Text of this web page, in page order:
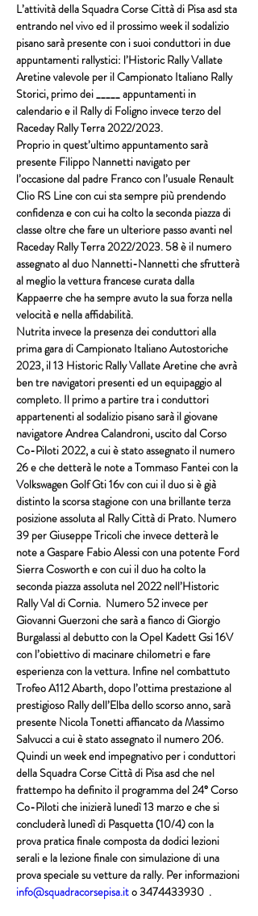
L’attività della Squadra Corse Città di Pisa asd sta
entrando nel vivo ed il prossimo week il sodalizio
pisano sarà presente con i suoi conduttori in due
appuntamenti rallystici: l’Historic Rally Vallate
Aretine valevole per il Campionato Italiano Rally
Storici, primo dei _____ appuntamenti in
calendario e il Rally di Foligno invece terzo del
Raceday Rally Terra 2022/2023.
Proprio in quest’ultimo appuntamento sarà
presente Filippo Nannetti navigato per
l’occasione dal padre Franco con l’usuale Renault
Clio RS Line con cui sta sempre più prendendo
confidenza e con cui ha colto la seconda piazza di
classe oltre che fare un ulteriore passo avanti nel
Raceday Rally Terra 2022/2023. 58 è il numero
assegnato al duo Nannetti-Nannetti che sfrutterà
al meglio la vettura francese curata dalla
Kappaerre che ha sempre avuto la sua forza nella
velocità e nella affidabilità.
Nutrita invece la presenza dei conduttori alla
prima gara di Campionato Italiano Autostoriche
2023, il 13 Historic Rally Vallate Aretine che avrà
ben tre navigatori presenti ed un equipaggio al
completo. Il primo a partire tra i conduttori
appartenenti al sodalizio pisano sarà il giovane
navigatore Andrea Calandroni, uscito dal Corso
Co-Piloti 2022, a cui è stato assegnato il numero
26 e che detterà le note a Tommaso Fantei con la
Volkswagen Golf Gti 16v con cui il duo si è già
distinto la scorsa stagione con una brillante terza
posizione assoluta al Rally Città di Prato. Numero
39 per Giuseppe Tricoli che invece detterà le
note a Gaspare Fabio Alessi con una potente Ford
Sierra Cosworth e con cui il duo ha colto la
seconda piazza assoluta nel 2022 nell’Historic
Rally Val di Cornia.  Numero 52 invece per
Giovanni Guerzoni che sarà a fianco di Giorgio
Burgalassi al debutto con la Opel Kadett Gsi 16V
con l’obiettivo di macinare chilometri e fare
esperienza con la vettura. Infine nel combattuto
Trofeo A112 Abarth, dopo l’ottima prestazione al
prestigioso Rally dell’Elba dello scorso anno, sarà
presente Nicola Tonetti affiancato da Massimo
Salvucci a cui è stato assegnato il numero 206.
Quindi un week end impegnativo per i conduttori
della Squadra Corse Città di Pisa asd che nel
frattempo ha definito il programma del 24° Corso
Co-Piloti che inizierà lunedì 13 marzo e che si
concluderà lunedì di Pasquetta (10/4) con la
prova pratica finale composta da dodici lezioni
serali e la lezione finale con simulazione di una
prova speciale su vetture da rally. Per informazioni
info@squadracorsepisa.it o 3474433930  .